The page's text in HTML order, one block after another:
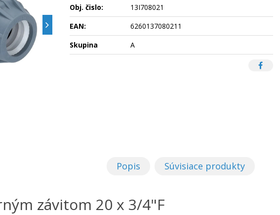
Obj. čislo:
13I708021
EAN:
6260137080211
Skupina
A
Popis Súvisiace produkty
závitom 20 x 3/4"F